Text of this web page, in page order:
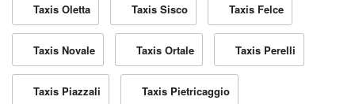
Taxis Oletta Taxis Sisco Taxis Felce
Taxis Novale Taxis Ortale Taxis Perelli
Taxis Piazzali Taxis Pietricaggio